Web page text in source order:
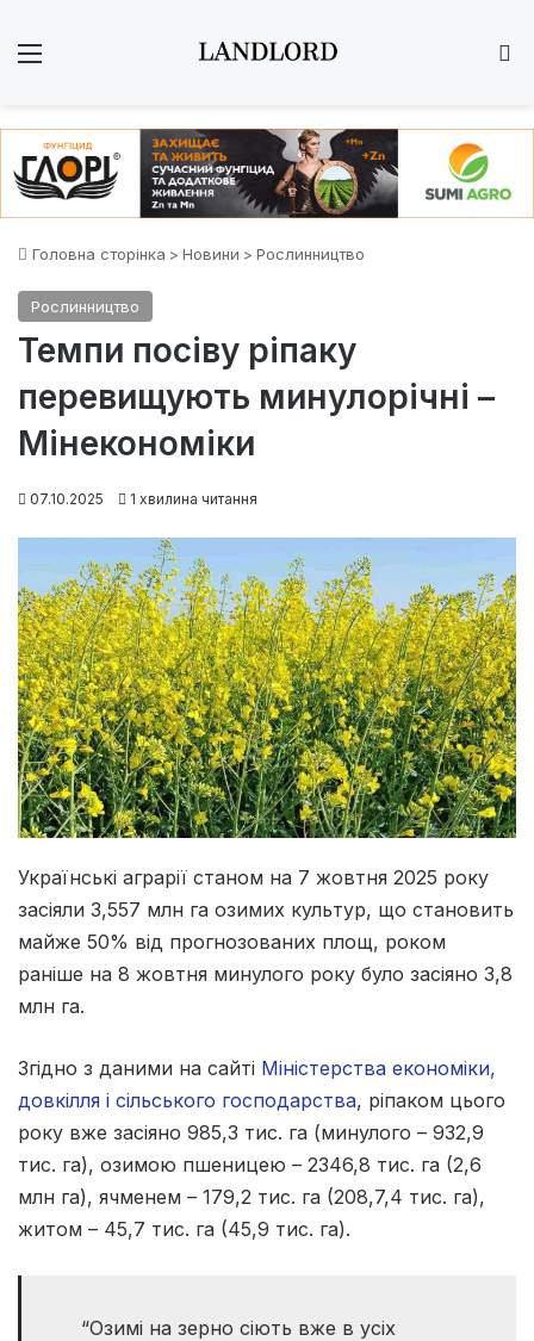
Головна сторінка > Новини > Рослинництво
Рослинництво
Темпи посіву ріпаку
перевищують минулорічні –
Мінекономіки
07.10.2025 1 хвилина читання
Українські аграрії станом на 7 жовтня 2025 року
засіяли 3,557 млн га озимих культур, що становить
майже 50% від прогнозованих площ, роком
раніше на 8 жовтня минулого року було засіяно 3,8
млн га.
Згідно з даними на сайті Міністерства економіки,
довкілля і сільського господарства, ріпаком цього
року вже засіяно 985,3 тис. га (минулого – 932,9
тис. га), озимою пшеницею – 2346,8 тис. га (2,6
млн га), ячменем – 179,2 тис. га (208,7,4 тис. га),
житом – 45,7 тис. га (45,9 тис. га).
“Озимі на зерно сіють вже в усіх